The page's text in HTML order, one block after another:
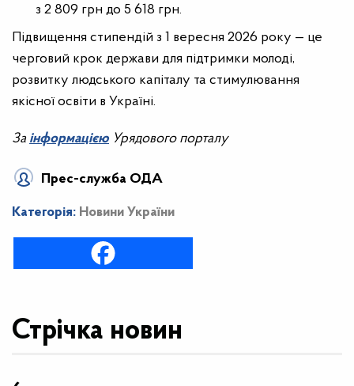
з 2 809 грн до 5 618 грн.
Підвищення стипендій з 1 вересня 2026 року — це
черговий крок держави для підтримки молоді,
розвитку людського капіталу та стимулювання
якісної освіти в Україні.
За інформацією Урядового порталу
Прес-служба ОДА
Категорія: Новини України
Стрічка новин